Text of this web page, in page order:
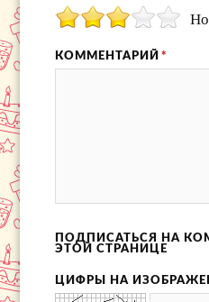
КОММЕНТАРИЙ *
ПОДПИСАТЬСЯ НА
ЭТОЙ СТРАНИЦЕ
ЦИФРЫ НА